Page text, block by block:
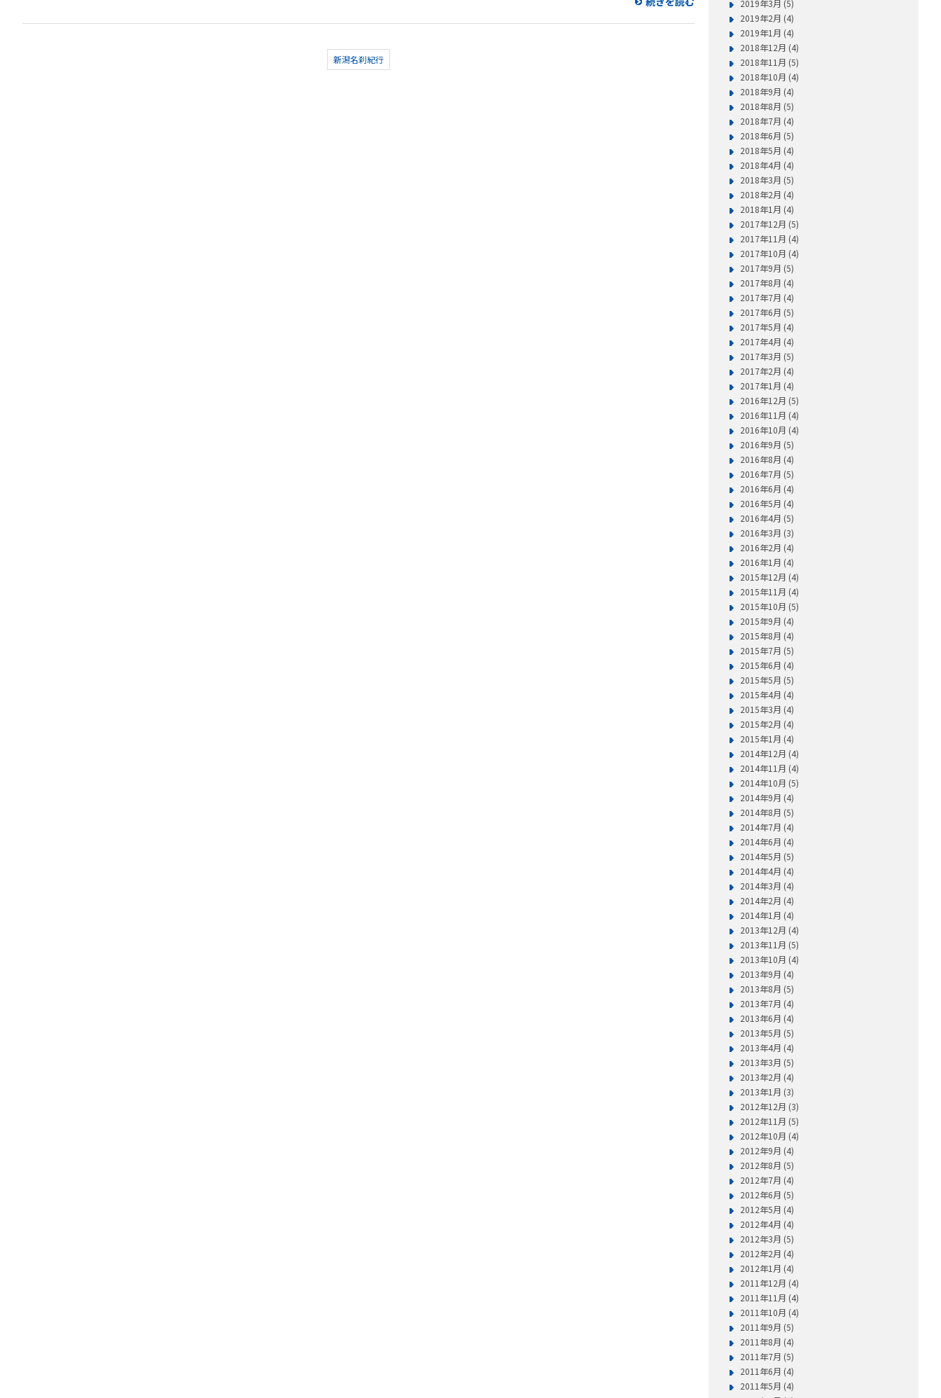
新潟名刹紀行
2019年3月 (5)
2019年2月 (4)
2019年1月 (4)
2018年12月 (4)
2018年11月 (5)
2018年10月 (4)
2018年9月 (4)
2018年8月 (5)
2018年7月 (4)
2018年6月 (5)
2018年5月 (4)
2018年4月 (4)
2018年3月 (5)
2018年2月 (4)
2018年1月 (4)
2017年12月 (5)
2017年11月 (4)
2017年10月 (4)
2017年9月 (5)
2017年8月 (4)
2017年7月 (4)
2017年6月 (5)
2017年5月 (4)
2017年4月 (4)
2017年3月 (5)
2017年2月 (4)
2017年1月 (4)
2016年12月 (5)
2016年11月 (4)
2016年10月 (4)
2016年9月 (5)
2016年8月 (4)
2016年7月 (5)
2016年6月 (4)
2016年5月 (4)
2016年4月 (5)
2016年3月 (3)
2016年2月 (4)
2016年1月 (4)
2015年12月 (4)
2015年11月 (4)
2015年10月 (5)
2015年9月 (4)
2015年8月 (4)
2015年7月 (5)
2015年6月 (4)
2015年5月 (5)
2015年4月 (4)
2015年3月 (4)
2015年2月 (4)
2015年1月 (4)
2014年12月 (4)
2014年11月 (4)
2014年10月 (5)
2014年9月 (4)
2014年8月 (5)
2014年7月 (4)
2014年6月 (4)
2014年5月 (5)
2014年4月 (4)
2014年3月 (4)
2014年2月 (4)
2014年1月 (4)
2013年12月 (4)
2013年11月 (5)
2013年10月 (4)
2013年9月 (4)
2013年8月 (5)
2013年7月 (4)
2013年6月 (4)
2013年5月 (5)
2013年4月 (4)
2013年3月 (5)
2013年2月 (4)
2013年1月 (3)
2012年12月 (3)
2012年11月 (5)
2012年10月 (4)
2012年9月 (4)
2012年8月 (5)
2012年7月 (4)
2012年6月 (5)
2012年5月 (4)
2012年4月 (4)
2012年3月 (5)
2012年2月 (4)
2012年1月 (4)
2011年12月 (4)
2011年11月 (4)
2011年10月 (4)
2011年9月 (5)
2011年8月 (4)
2011年7月 (5)
2011年6月 (4)
2011年5月 (4)